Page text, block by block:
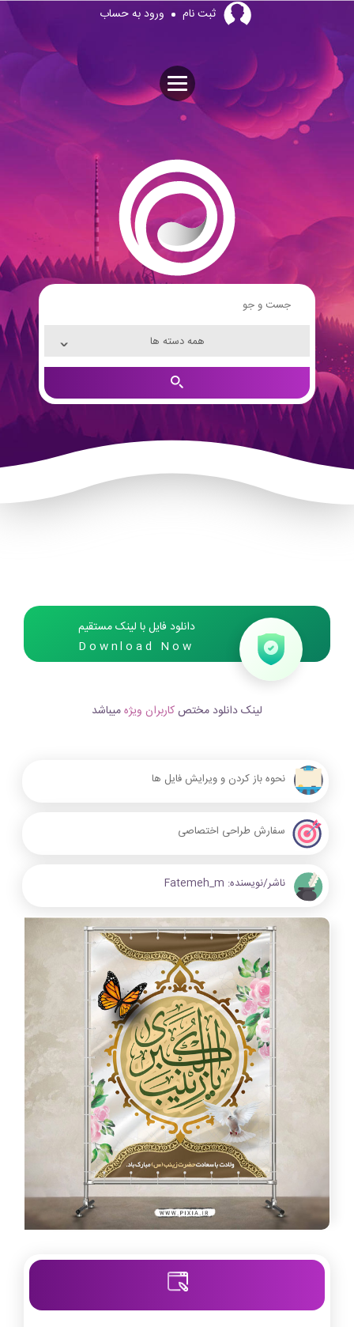
content
ثبت نام ورود به حساب
دانلود فایل با لینک مستقیم
Download Now
لینک دانلود مختصکاربران ویژهمیباشد
نحوه باز کردن و ویرایش فایل ها
سفارش طراحی اختصاصی
ناشر/نویسنده: Fatemeh_m